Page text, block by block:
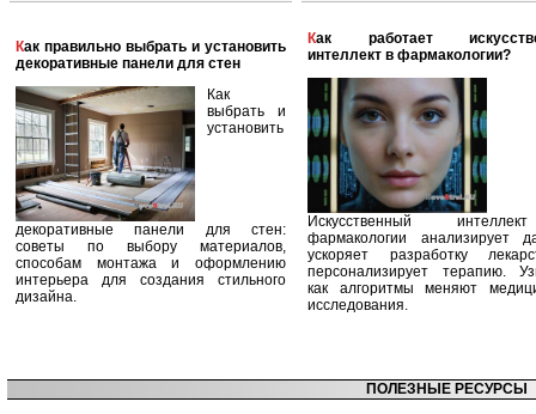
Как правильно выбрать и установить
декоративные панели для стен
Как
выбрать и
установить
декоративные панели для стен:
советы по выбору материалов,
способам монтажа и оформлению
интерьера для создания стильного
дизайна.
Как работает искусственный
интеллект в фармакологии?
Искусственный
фармакологии анализирует
ускоряет разработку
персонализирует терапию.
как алгоритмы меняют
исследования.
ПОЛЕЗНЫЕ РЕСУРСЫ